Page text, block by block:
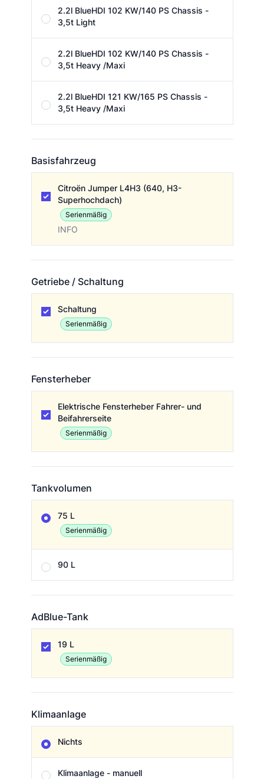
2.2l BlueHDI 102 KW/140 PS Chassis -
3,5t Light
2.2l BlueHDI 102 KW/140 PS Chassis -
3,5t Heavy /Maxi
2.2l BlueHDI 121 KW/165 PS Chassis -
3,5t Heavy /Maxi
Basisfahrzeug
Citroën Jumper L4H3 (640, H3-
Superhochdach)
Serienmäßig
INFO
Getriebe / Schaltung
Schaltung
Serienmäßig
Fensterheber
Elektrische Fensterheber Fahrer- und
Beifahrerseite
Serienmäßig
Tankvolumen
75 L
Serienmäßig
90 L
AdBlue-Tank
19 L
Serienmäßig
Klimaanlage
Nichts
Klimaanlage - manuell